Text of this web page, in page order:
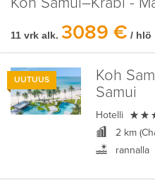
11 vrk alk. 3089 € / hlö
UUTUUS Koh
Samui
Hotelli
2 km
rannalla